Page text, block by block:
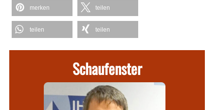
merken teilen
teilen teilen
Schaufenster